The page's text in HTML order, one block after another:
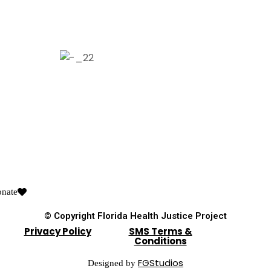
© Copyright Florida Health Justice Project
Privacy Policy SMS Terms &
Conditions
Designed by FGStudios